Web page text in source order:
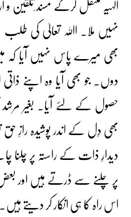
الٰہیہ منتقل کرکے مسند ِتلقین و
نہیں ملا۔ اﷲ تعالیٰ کی
بھی میرے پاس نہیں آیا کہ
دوں۔ جو بھی آیا وہ اپنے
حصول کے لئے آیا۔ بغیر
بھی دِل کے اندر پوشیدہ رازِ حق
دیدارِ ذات کے راستہ پر چلنا
پر چلنے سے ڈرتے ہیں اور
اس راہ کا ہی انکار کر دیتے ہیں۔